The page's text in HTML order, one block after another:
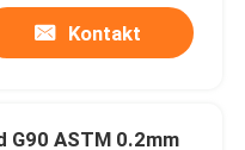
Kontakt
G90 ASTM 0.2mm